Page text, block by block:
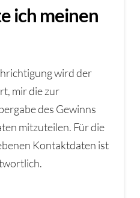
ich meinen
wird der
mir die zur
des Gewinns
mitzuteilen. Für die
Kontaktdaten ist